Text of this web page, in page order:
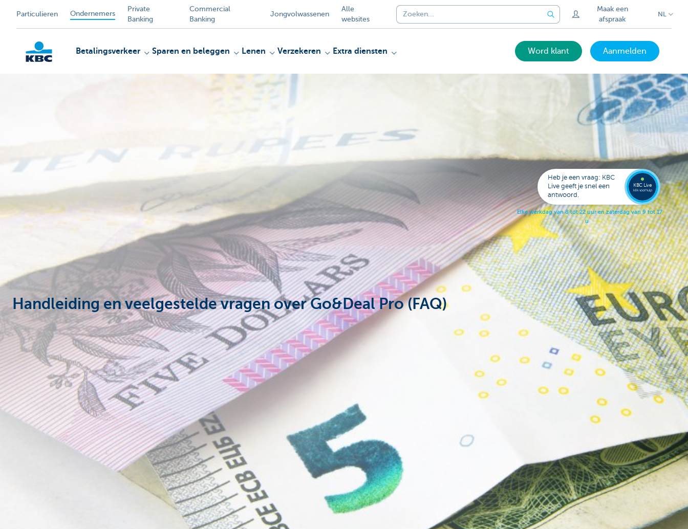
Particulieren Ondernemers
Private
Banking
Commercial
Banking
Jongvolwassenen
Alle
websites
Maak een
afspraak
NL
Betalingsverkeer Sparen en beleggen Lenen Verzekeren Extra diensten Word klant Aanmelden
Handleiding en veelgestelde vragen over Go&Deal Pro (FAQ)
Heb je een vraag: KBC
Live geeft je snel een
antwoord.
Elke werkdag van 8 tot 22 uur en zaterdag van 9 tot 17
uur.
KBC Live
klik voor hulp
Bel
een
KBC
Live
expert
078
152
153